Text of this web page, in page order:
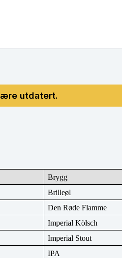
Brygg
Brilleøl
Den Røde Flamme
Imperial Kölsch
Imperial Stout
IPA